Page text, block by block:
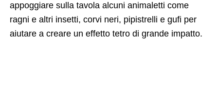
appoggiare sulla tavola alcuni animaletti come
ragni e altri insetti, corvi neri, pipistrelli e gufi per
aiutare a creare un effetto tetro di grande impatto.